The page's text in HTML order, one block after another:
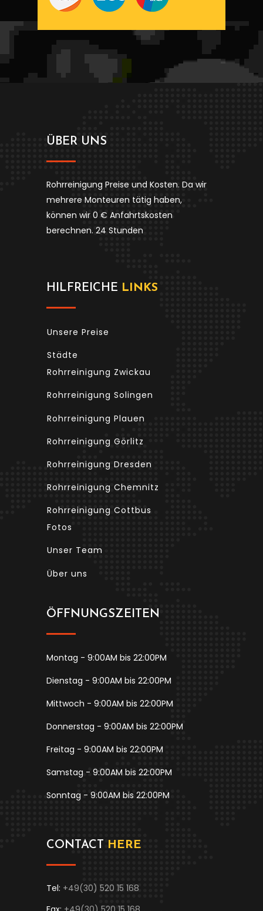
ÜBER UNS
Rohrreinigung Preise und Kosten. Da wir
mehrere Monteuren tätig haben,
können wir 0 € Anfahrtskosten
berechnen. 24 Stunden
HILFREICHE LINKS
Unsere Preise
Städte
Rohrreinigung Zwickau
Rohrreinigung Solingen
Rohrreinigung Plauen
Rohrreinigung Görlitz
Rohrreinigung Dresden
Rohrreinigung Chemnitz
Rohrreinigung Cottbus
Fotos
Unser Team
Über uns
ÖFFNUNGSZEITEN
Montag - 9:00AM bis 22:00PM
Dienstag - 9:00AM bis 22:00PM
Mittwoch - 9:00AM bis 22:00PM
Donnerstag - 9:00AM bis 22:00PM
Freitag - 9:00AM bis 22:00PM
Samstag - 9:00AM bis 22:00PM
Sonntag - 9:00AM bis 22:00PM
CONTACT HERE
Tel: +49(30) 520 15 168